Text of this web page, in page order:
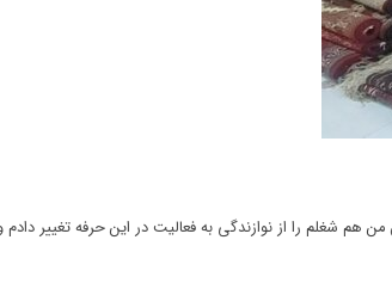
شغلم را از نوازندگی به فعالیت در این حرفه تغییر دادم